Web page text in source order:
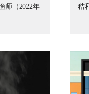
师（2022年
秸